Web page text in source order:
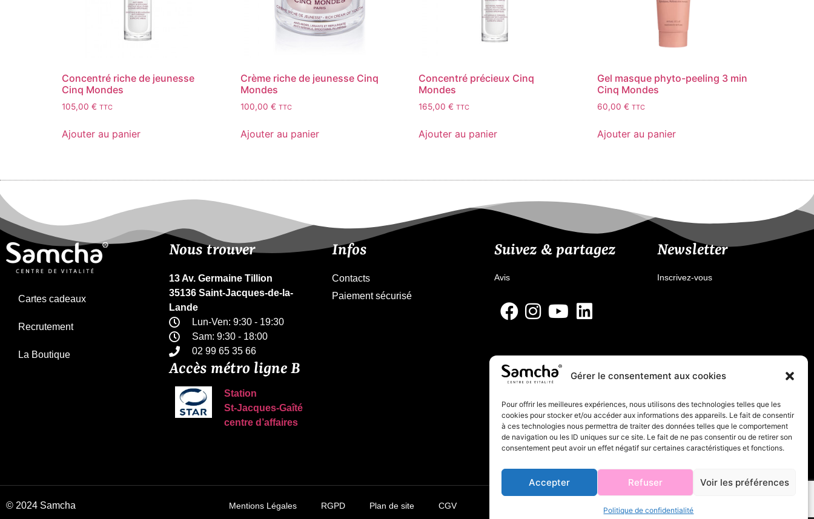
Gérer le consentement aux cookies
Pour offrir les meilleures expériences, nous utilisons des technologies telles que les
cookies pour stocker et/ou accéder aux informations des appareils. Le fait de consentir
à ces technologies nous permettra de traiter des données telles que le comportement
de navigation ou les ID uniques sur ce site. Le fait de ne pas consentir ou de retirer son
consentement peut avoir un effet négatif sur certaines caractéristiques et fonctions.
Accepter Refuser Voir les préférences
Politique de confidentialité
Concentré riche de jeunesse
Cinq Mondes
105,00 € TTC
Ajouter au panier
Crème riche de jeunesse Cinq
Mondes
100,00 € TTC
Ajouter au panier
Concentré précieux Cinq
Mondes
165,00€ TTC
Ajouter au panier
Gel masque phyto-peeling 3 min
Cinq Mondes
60,00€ TTC
Ajouter au panier
Cartes cadeaux
Recrutement
La Boutique
Nous trouver
13 Av. Germaine Tillion
35136 Saint-Jacques-de-la-
Lande
Lun-Ven: 9:30 - 19:30
Sam: 9:30 - 18:00
02 99 65 35 66
Accès métro ligne B
Station
St-Jacques-Gaîté
centre d’affaires
Infos
Contacts
Paiement sécurisé
Suivez & partagez
Avis
Newsletter
Inscrivez-vous
© 2024 Samcha Mentions Légales RGPD Plan de site CGV unidegraffic.com